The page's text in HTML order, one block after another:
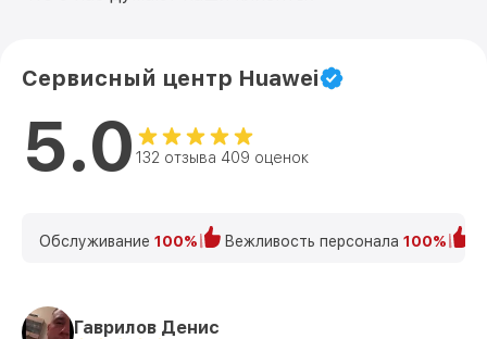
Сервисный центр Huawei
5.0 132 отзыва 409 оценок
Обслуживание 100% Вежливость персонала 100%
Гаврилов Денис